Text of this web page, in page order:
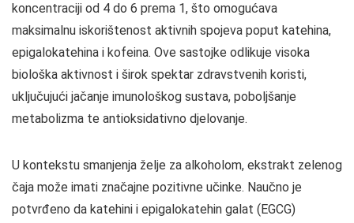
koncentraciji od 4 do 6 prema 1, što omogućava
maksimalnu iskorištenost aktivnih spojeva poput katehina,
epigalokatehina i kofeina. Ove sastojke odlikuje visoka
biološka aktivnost i širok spektar zdravstvenih koristi,
uključujući jačanje imunološkog sustava, poboljšanje
metabolizma te antioksidativno djelovanje.
U kontekstu smanjenja želje za alkoholom, ekstrakt zelenog
čaja može imati značajne pozitivne učinke. Naučno je
potvrđeno da katehini i epigalokatehin galat (EGCG)